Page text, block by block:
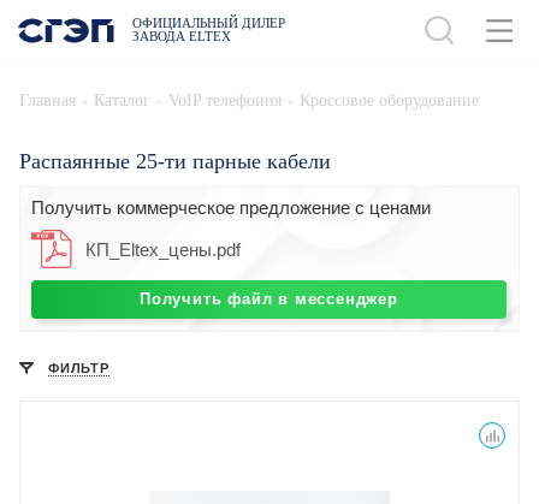
ОФИЦИАЛЬНЫЙ ДИЛЕР
ЗАВОДА ELTEX
Главная - Каталог - VoIP телефония - Кроссовое оборудование
Распаянные 25-ти парные кабели
Получить коммерческое предложение с ценами
КП_Eltex_цены.pdf
Получить файл в мессенджер
ФИЛЬТР